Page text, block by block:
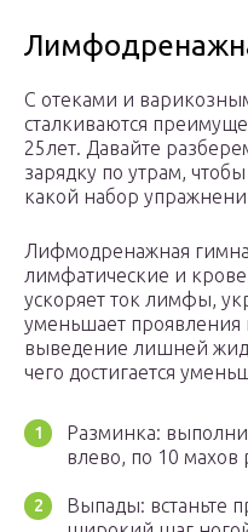
С отеками и
сталкиваются
25лет. Давайте
зарядку по утрам,
какой набор
Лифмодренажная
лимфатические и
ускоряет ток лимфы,
уменьшает проявления
выведение лишней
чего достигается
Разминка:
влево, по 10
Выпады: встаньте